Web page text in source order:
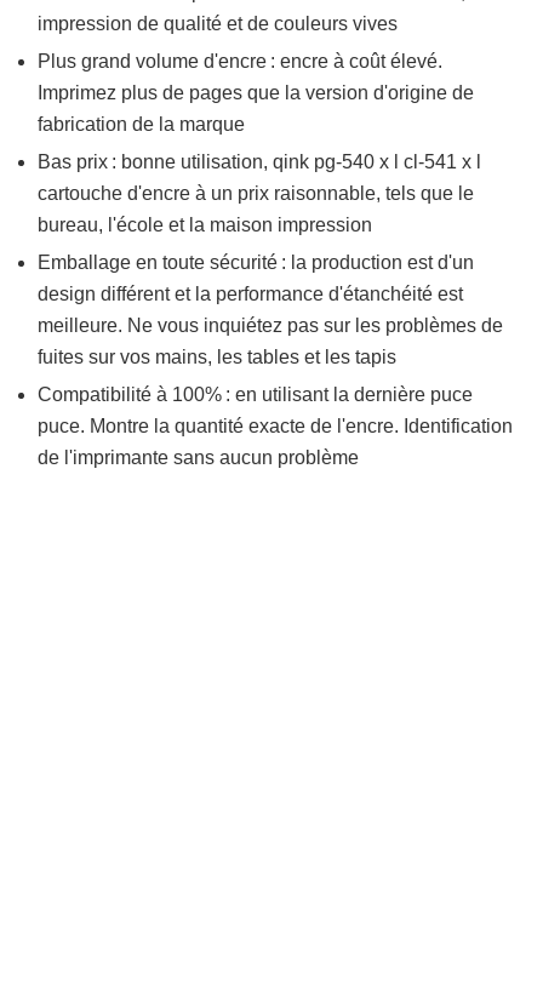
impression de qualité et de couleurs vives
Plus grand volume d'encre : encre à coût élevé.
Imprimez plus de pages que la version d'origine de
fabrication de la marque
Bas prix : bonne utilisation, qink pg-540 x l cl-541 x l
cartouche d'encre à un prix raisonnable, tels que le
bureau, l'école et la maison impression
Emballage en toute sécurité : la production est d'un
design différent et la performance d'étanchéité est
meilleure. Ne vous inquiétez pas sur les problèmes de
fuites sur vos mains, les tables et les tapis
Compatibilité à 100% : en utilisant la dernière puce
puce. Montre la quantité exacte de l'encre. Identification
de l'imprimante sans aucun problème